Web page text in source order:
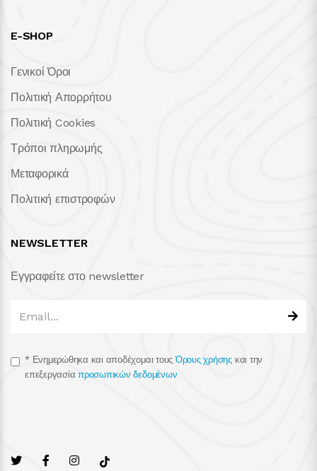
E-SHOP
Γενικοί Όροι
Πολιτική Απορρήτου
Πολιτική Cookies
Τρόποι πληρωμής
Μεταφορικά
Πολιτική επιστροφών
NEWSLETTER
Εγγραφείτε στο newsletter
*Ενημερώθηκα και αποδέχομαι τουςΌρους χρήσηςκαι την
επεξεργασίαπροσωπικών δεδομένων